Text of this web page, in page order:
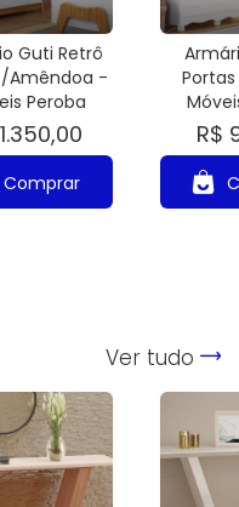
Guti Retrô
Amêndoa -
Peroba
Comprar
R$
Ver tudo